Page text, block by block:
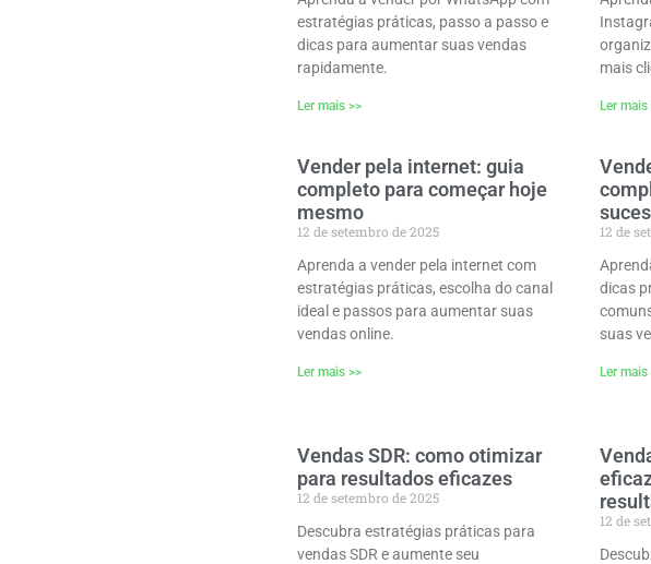
estratégias práticas, passo a passo e
dicas para aumentar suas vendas
rapidamente.
Ler mais >>
mais
Ler mais
Vender pela internet: guia
completo para começar hoje
mesmo
12 de setembro de 2025
Aprenda a vender pela internet com
estratégias práticas, escolha do canal
ideal e passos para aumentar suas
vendas online.
Ler mais >>
12 de
dicas
suas
Ler mais
Vendas SDR: como otimizar
para resultados eficazes
12 de setembro de 2025
Descubra estratégias práticas para
vendas SDR e aumente seu
12 de